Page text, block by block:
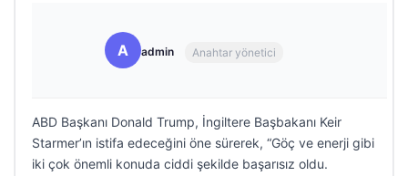
A admin Anahtar yönetici
ABD Başkanı Donald Trump, İngiltere Başbakanı Keir
Starmer’ın istifa edeceğini öne sürerek, “Göç ve enerji gibi
iki çok önemli konuda ciddi şekilde başarısız oldu.